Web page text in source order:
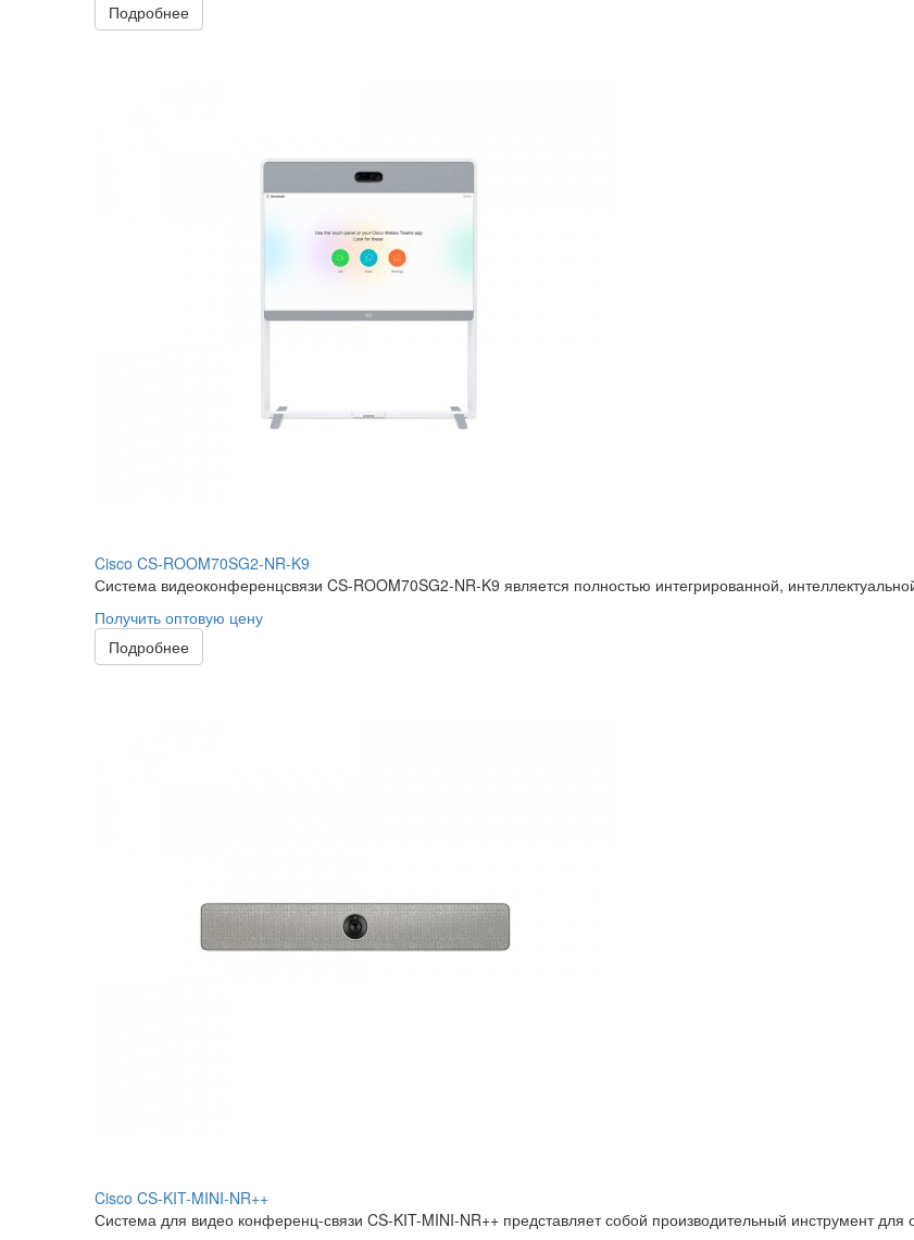
Подробнее
Cisco CS-ROOM70SG2-NR-K9
Система видеоконференцсвязи CS-ROOM70SG2-NR-K9 является полностью интегрированной,
Получить оптовую цену
Подробнее
Cisco CS-KIT-MINI-NR++
Система для видео конференц-связи CS-KIT-MINI-NR++ представляет собой производительный инструмент для